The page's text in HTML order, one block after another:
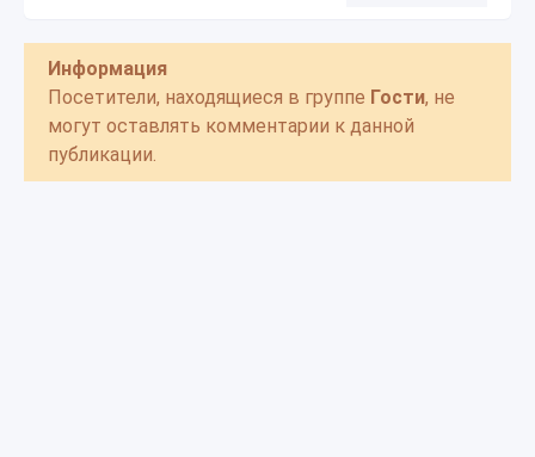
Информация
Посетители, находящиеся в группе Гости, не
могут оставлять комментарии к данной
публикации.